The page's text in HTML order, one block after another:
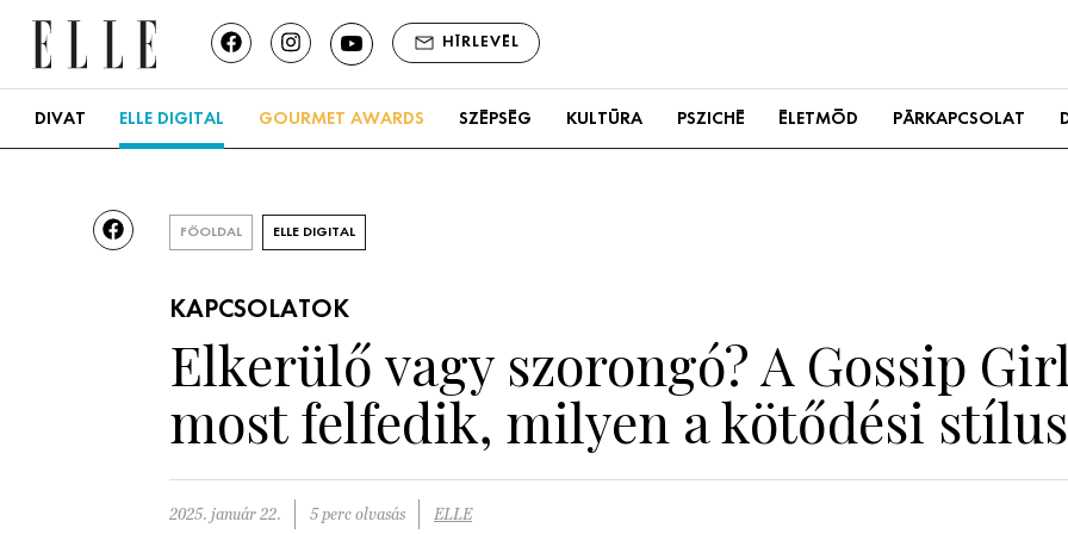
HÍRLEVÉL
DIVAT ELLE DIGITAL GOURMET AWARDS SZÉPSÉG KULTÚRA PSZICHÉ ÉLETMÓD PÁRKAPCSOLAT
FŐOLDAL ELLE DIGITAL
KAPCSOLATOK
Elkerülő vagy szorongó? A Gossip
most felfedik, milyen a kötődési
2025. január 22. 5 perc olvasás ELLE